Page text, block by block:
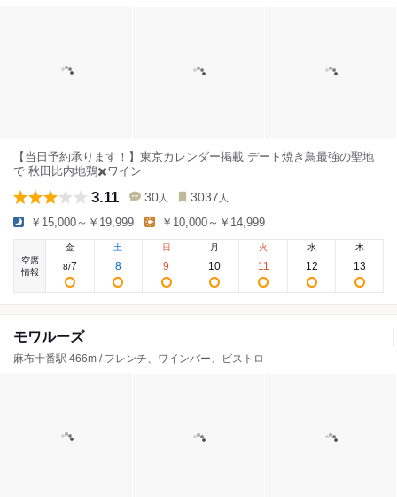
【当日予約承ります！】東京カレンダー掲載 デート焼き鳥最強の聖地
で 秋田比内地鶏✖️ワイン
3.11 30 人 3037 人
￥15,000～￥19,999 ￥10,000～￥14,999
空席
情報
金
8/7
土
8
日
9
月
10
火
11
水
12
木
13
モワルーズ
麻布十番駅 466m / フレンチ、ワインバー、ビストロ